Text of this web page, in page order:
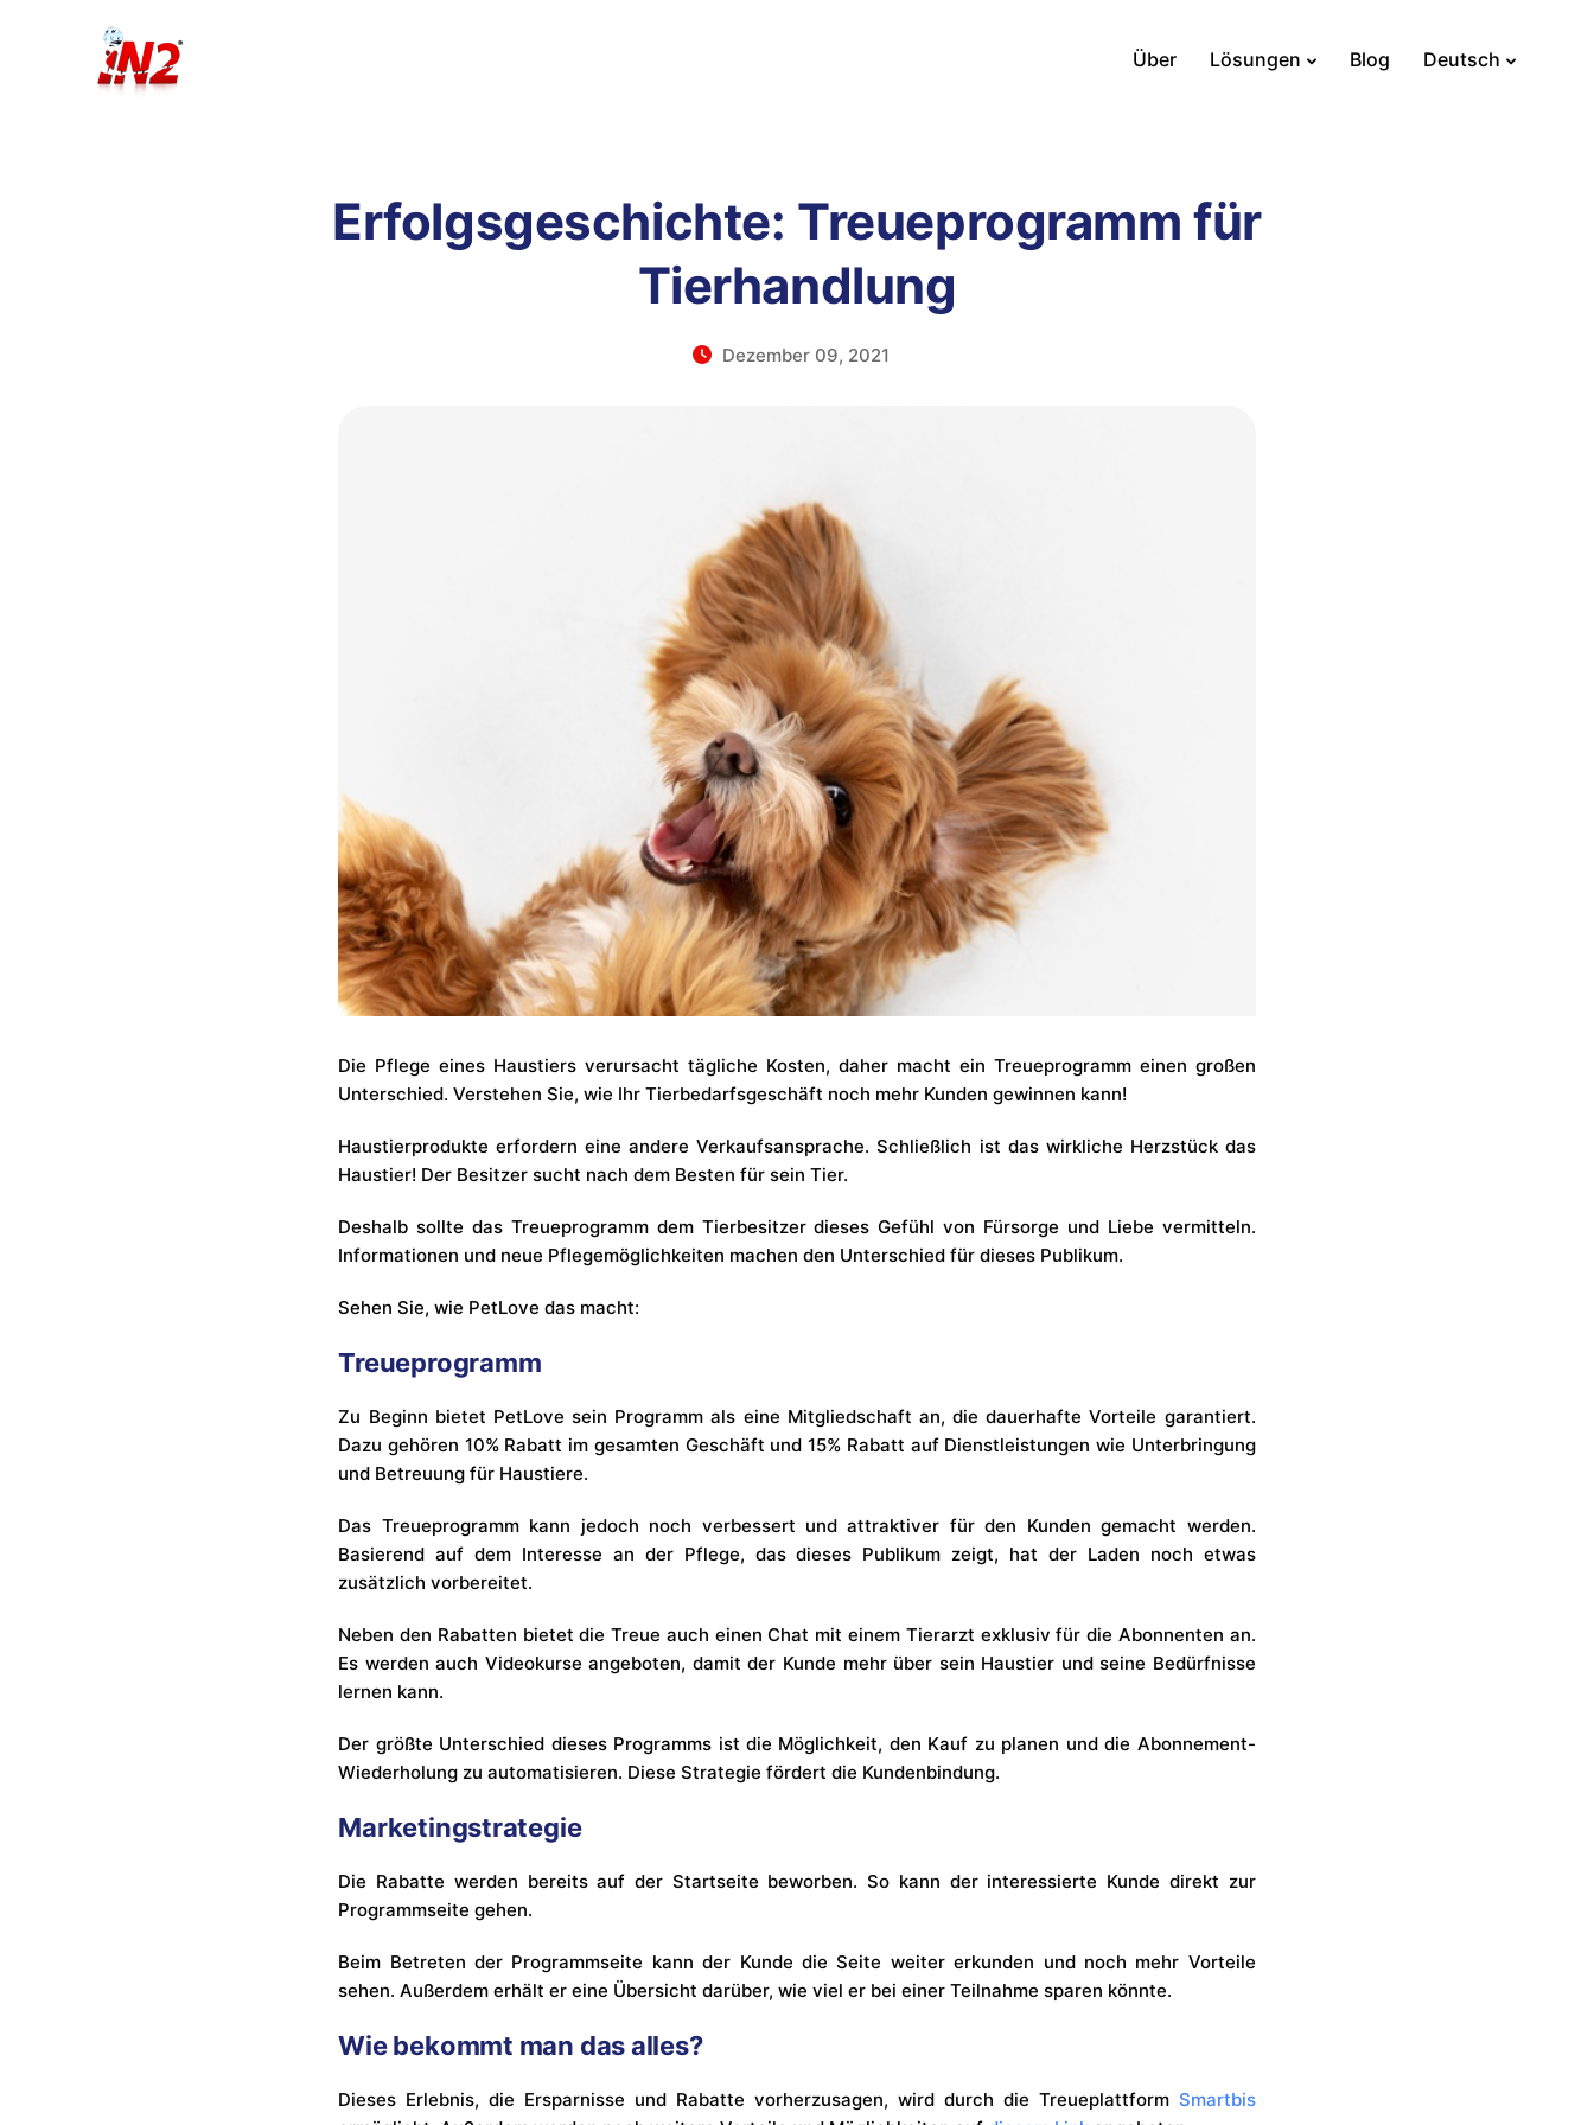
Über Lösungen Blog Deutsch
Erfolgsgeschichte: Treueprogramm für
Tierhandlung
Dezember 09, 2021
Die Pflege eines Haustiers verursacht tägliche Kosten, daher macht ein Treueprogramm einen großen
Unterschied. Verstehen Sie, wie Ihr Tierbedarfsgeschäft noch mehr Kunden gewinnen kann!
Haustierprodukte erfordern eine andere Verkaufsansprache. Schließlich ist das wirkliche Herzstück das
Haustier! Der Besitzer sucht nach dem Besten für sein Tier.
Deshalb sollte das Treueprogramm dem Tierbesitzer dieses Gefühl von Fürsorge und Liebe vermitteln.
Informationen und neue Pflegemöglichkeiten machen den Unterschied für dieses Publikum.
Sehen Sie, wie PetLove das macht:
Treueprogramm
Zu Beginn bietet PetLove sein Programm als eine Mitgliedschaft an, die dauerhafte Vorteile garantiert.
Dazu gehören 10% Rabatt im gesamten Geschäft und 15% Rabatt auf Dienstleistungen wie Unterbringung
und Betreuung für Haustiere.
Das Treueprogramm kann jedoch noch verbessert und attraktiver für den Kunden gemacht werden.
Basierend auf dem Interesse an der Pflege, das dieses Publikum zeigt, hat der Laden noch etwas
zusätzlich vorbereitet.
Neben den Rabatten bietet die Treue auch einen Chat mit einem Tierarzt exklusiv für die Abonnenten an.
Es werden auch Videokurse angeboten, damit der Kunde mehr über sein Haustier und seine Bedürfnisse
lernen kann.
Der größte Unterschied dieses Programms ist die Möglichkeit, den Kauf zu planen und die Abonnement-
Wiederholung zu automatisieren. Diese Strategie fördert die Kundenbindung.
Marketingstrategie
Die Rabatte werden bereits auf der Startseite beworben. So kann der interessierte Kunde direkt zur
Programmseite gehen.
Beim Betreten der Programmseite kann der Kunde die Seite weiter erkunden und noch mehr Vorteile
sehen. Außerdem erhält er eine Übersicht darüber, wie viel er bei einer Teilnahme sparen könnte.
Wie bekommt man das alles?
Dieses Erlebnis, die Ersparnisse und Rabatte vorherzusagen, wird durch die Treueplattform Smartbis